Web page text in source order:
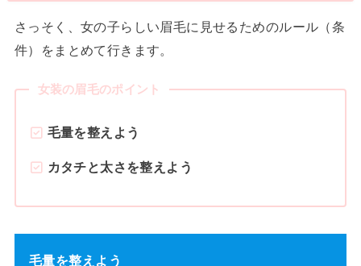
さっそく、女の子らしい眉毛に見せるためのルール（条
件）をまとめて行きます。
女装の眉毛のポイント
毛量を整えよう
カタチと太さを整えよう
毛量を整えよう